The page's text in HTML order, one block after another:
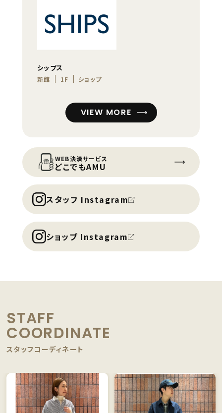
シップス
新館 1F ショップ
VIEW MORE
WEB決済サービス
どこでもAMU
スタッフ Instagram
ショップ Instagram
STAFF
COORDINATE
スタッフコーディネート